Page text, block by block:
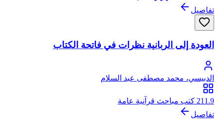
تفاصيل
العودة إلى الربانية نظرات في فاتحة الكتاب
الدبيسي، محمد مصطفى عبد السلام
211.9 كتب مباحث قرآنية عامة
تفاصيل